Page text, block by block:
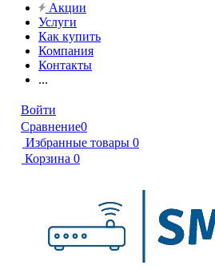
Акции
Услуги
Как купить
Компания
Контакты
...
Войти
Сравнение0
Избранные товары 0
Корзина 0